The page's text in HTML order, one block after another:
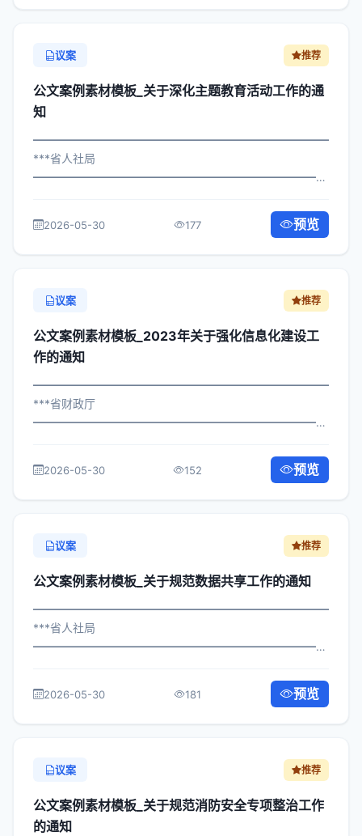
议案 推荐
公文案例素材模板_关于深化主题教育活动工作的通
知
***省人社局
直属机构： 为深入贯彻落实习近平总书...
2026-05-30 177 预览
议案 推荐
公文案例素材模板_2023年关于强化信息化建设工
作的通知
***省财政厅
机构： 为深入贯彻落实习近平总书记关...
2026-05-30 152 预览
议案 推荐
公文案例素材模板_关于规范数据共享工作的通知
***省人社局
构： 为深入贯彻落实习近平总书记关于...
2026-05-30 181 预览
议案 推荐
公文案例素材模板_关于规范消防安全专项整治工作
的通知